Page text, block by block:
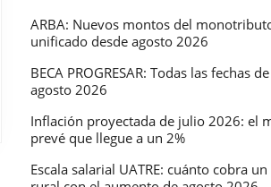
ARBA: Nuevos montos del
unificado desde agosto 2026
BECA PROGRESAR: Todas las fechas
agosto 2026
Inflación proyectada de julio 2026: el
prevé que llegue a un 2%
Escala salarial UATRE: cuánto cobra